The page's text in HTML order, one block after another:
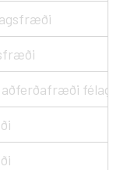
aðferðafræði